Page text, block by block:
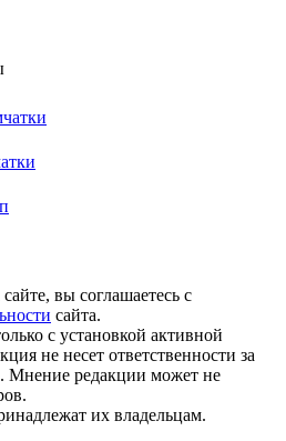
вы соглашаетесь с
сайта.
с установкой активной
не несет ответственности за
Мнение редакции может не
их владельцам.